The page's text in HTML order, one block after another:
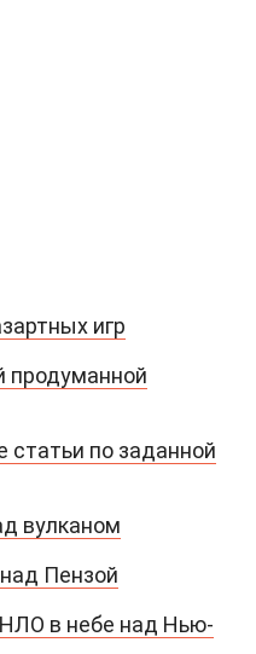
игр
продуманной
статьи по заданной
вулканом
Пензой
в небе над Нью-